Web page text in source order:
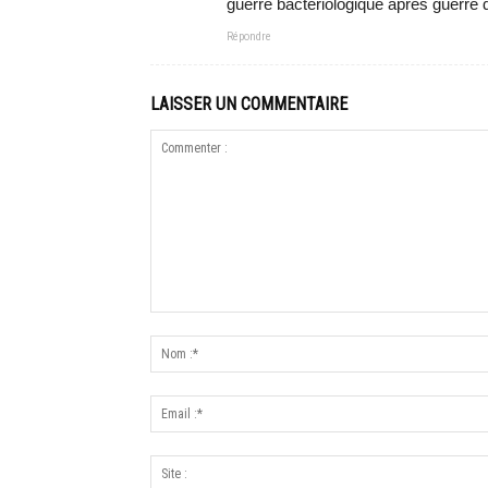
Répondre
LAISSER UN COMMENTAIRE